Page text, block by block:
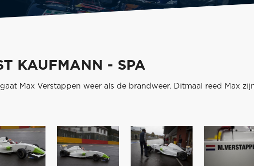
KAUFMANN - SPA
Max Verstappen weer als de brandweer. Ditmaal reed Max